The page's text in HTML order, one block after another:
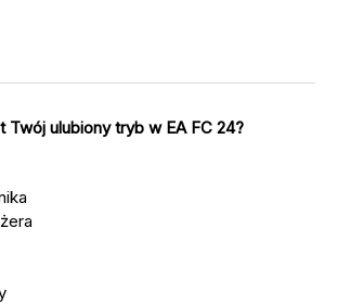
Twój ulubiony tryb w EA FC 24?